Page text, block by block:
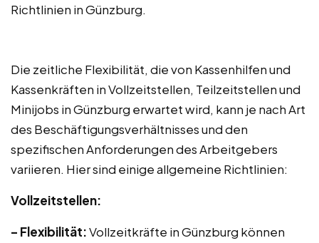
Richtlinien in Günzburg.
Die zeitliche Flexibilität, die von Kassenhilfen und
Kassenkräften in Vollzeitstellen, Teilzeitstellen und
Minijobs in Günzburg erwartet wird, kann je nach Art
des Beschäftigungsverhältnisses und den
spezifischen Anforderungen des Arbeitgebers
variieren. Hier sind einige allgemeine Richtlinien:
Vollzeitstellen:
– Flexibilität:Vollzeitkräfte in Günzburg können